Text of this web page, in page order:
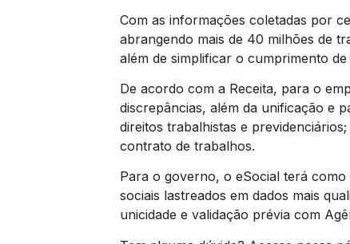
Com as informações coletadas por
abrangendo mais de 40 milhões de
além de simplificar o cumprimento
De acordo com a Receita, para o
discrepâncias, além da unificação e
direitos trabalhistas e
contrato de trabalhos.
Para o governo, o eSocial terá como
sociais lastreados em dados mais
unicidade e validação prévia com